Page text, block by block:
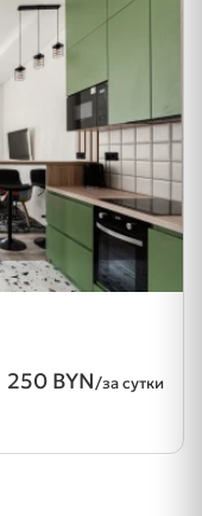
250 BYN/за сутки